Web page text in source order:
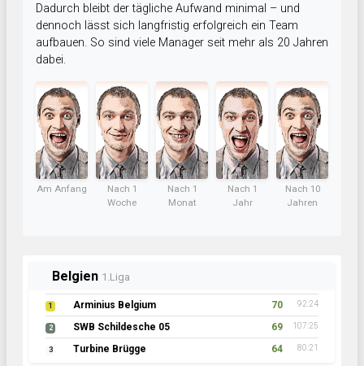
Dadurch bleibt der tägliche Aufwand minimal – und
dennoch lässt sich langfristig erfolgreich ein Team
aufbauen. So sind viele Manager seit mehr als 20 Jahren
dabei.
Am Anfang
Nach 1
Woche
Nach 1
Monat
Nach 1
Jahr
Nach 10
Jahren
Belgien 1.Liga
1 Arminius Belgium 70 92:24
2 SWB Schildesche 05 69 107:25
3 Turbine Brügge 64 80:21